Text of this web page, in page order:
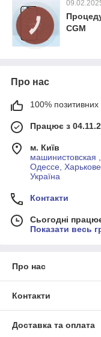
CGM
Про нас
100% позитивних
Працює з
м. Київ
машинистовская
Одессе,
Україна
Контакти
Сьогодні
Показати весь
Про нас
Контакти
Доставка та оплата